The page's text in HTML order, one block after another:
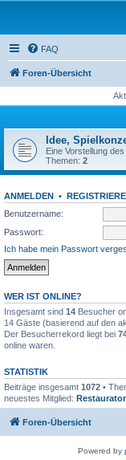
FAQ
Foren-Übersicht
Idee,
Eine Vorstellung
Themen: 2
ANMELDEN •
Benutzername:
Passwort:
Ich habe mein Passwort
WER IST ONLINE?
Insgesamt sind 14 Besucher
14 Gäste (basierend auf den
Der Besucherrekord liegt bei
online waren.
STATISTIK
Beiträge insgesamt 1072 •
neuestes Mitglied: Restaurator
Foren-Übersicht
Powered by